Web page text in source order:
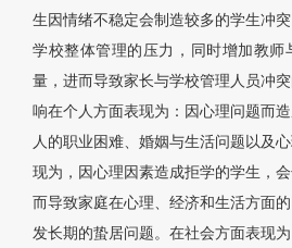
生因情绪不稳定会制造较多的学生冲
学校整体管理的压力，同时增加教师
量，进而导致家长与学校管理人员冲
响在个人方面表现为：因心理问题而
人的职业困难、婚姻与生活问题以及
现为，因心理因素造成拒学的学生，
而导致家庭在心理、经济和生活方面
发长期的蛰居问题。在社会方面表现